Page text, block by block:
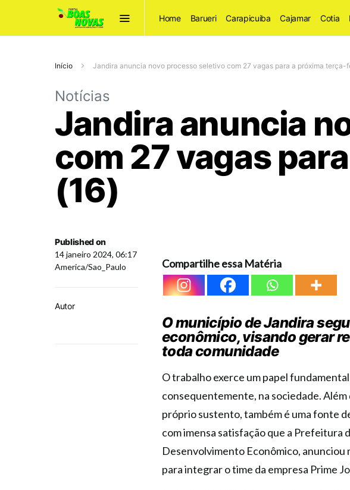
Home Barueri Carapicuiba Cajamar Cotia
Início Jandira anuncia novo processo seletivo com 27 vagas para a próxima terça-
Notícias
Jandira anuncia
com 27 vagas
(16)
Published on
14 janeiro 2024, 06:17
America/Sao_Paulo
Autor
Compartilhe essa Matéria
O município de Jandira
econômico, visando gerar
toda comunidade
O trabalho exerce um papel fundamental
consequentemente, na sociedade.
próprio sustento, também é uma fonte
com imensa satisfação que a Prefeitura
Desenvolvimento Econômico, anunciou
para integrar o time da empresa Prime